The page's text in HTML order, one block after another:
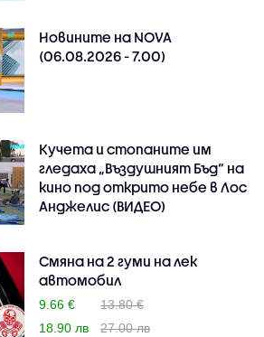
Новините на NOVA
(06.08.2026 - 7.00)
Кучета и стопаните им
гледаха „Въздушният Бъд“ на
кино под открито небе в Лос
Анджелис (ВИДЕО)
Смяна на 2 гуми на лек
автомобил
9.66 €
13.80 €
18.90 лв
27.00 лв